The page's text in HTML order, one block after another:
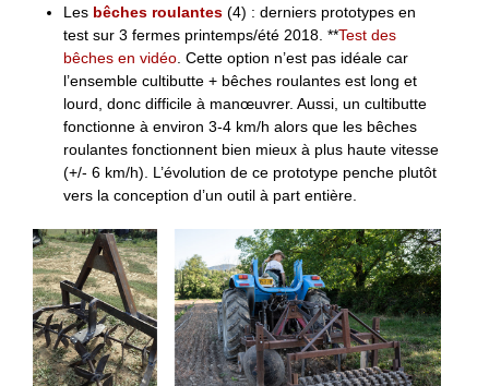
Les bêches roulantes (4) : derniers prototypes en
test sur 3 fermes printemps/été 2018. **Test des
bêches en vidéo . Cette option n’est pas idéale car
l’ensemble cultibutte + bêches roulantes est long et
lourd, donc difficile à manœuvrer. Aussi, un cultibutte
fonctionne à environ 3-4 km/h alors que les bêches
roulantes fonctionnent bien mieux à plus haute vitesse
(+/- 6 km/h). L’évolution de ce prototype penche plutôt
vers la conception d’un outil à part entière.